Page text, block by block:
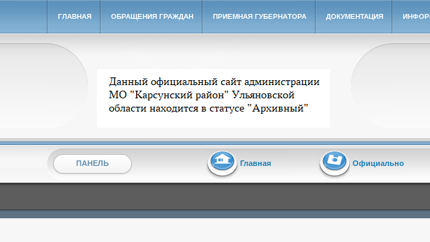
ГЛАВНАЯ ОБРАЩЕНИЯ ГРАЖДАН ПРИЕМНАЯ ГУБЕРНАТОРА ДОКУМЕНТАЦИЯ
Архивный сайт администрации МО "Карсунский район"
ПАНЕЛЬ Главная Официально